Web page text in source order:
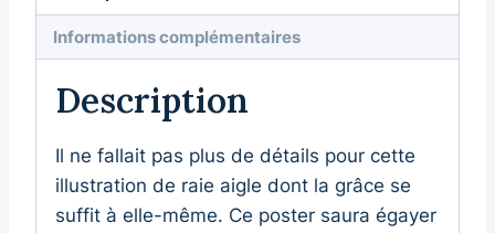
Informations complémentaires
Description
Il ne fallait pas plus de détails pour cette
illustration de raie aigle dont la grâce se
suffit à elle-même. Ce poster saura égayer